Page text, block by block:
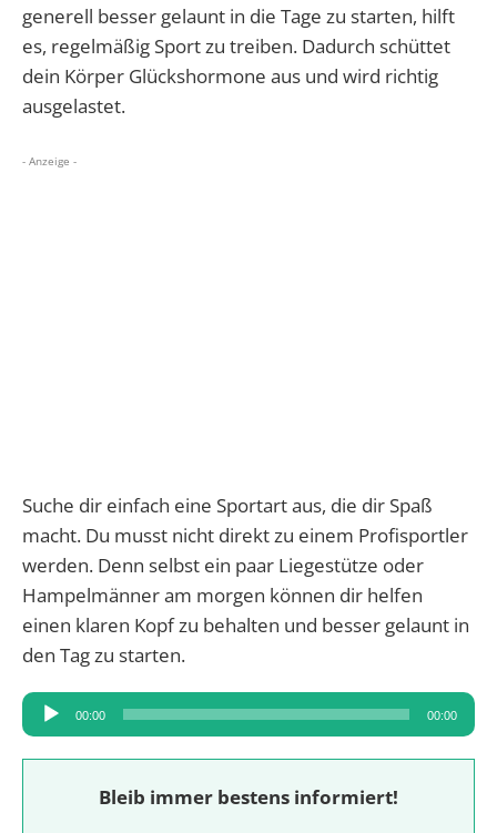
generell besser gelaunt in die Tage zu starten, hilft
es, regelmäßig Sport zu treiben. Dadurch schüttet
dein Körper Glückshormone aus und wird richtig
ausgelastet.
- Anzeige -
Suche dir einfach eine Sportart aus, die dir Spaß
macht. Du musst nicht direkt zu einem Profisportler
werden. Denn selbst ein paar Liegestütze oder
Hampelmänner am morgen können dir helfen
einen klaren Kopf zu behalten und besser gelaunt in
den Tag zu starten.
Audio-
Player
00:00 00:00
Bleib immer bestens informiert!